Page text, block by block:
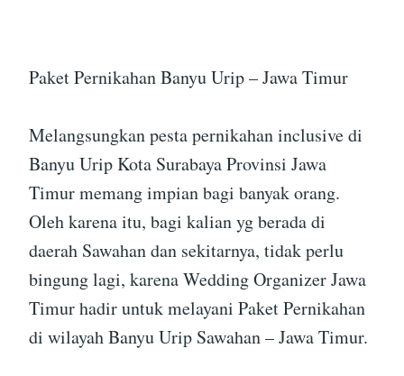
Paket Pernikahan Banyu Urip – Jawa Timur
Melangsungkan pesta pernikahan inclusive di
Banyu Urip Kota Surabaya Provinsi Jawa
Timur memang impian bagi banyak orang.
Oleh karena itu, bagi kalian yg berada di
daerah Sawahan dan sekitarnya, tidak perlu
bingung lagi, karena Wedding Organizer Jawa
Timur hadir untuk melayani Paket Pernikahan
di wilayah Banyu Urip Sawahan – Jawa Timur.